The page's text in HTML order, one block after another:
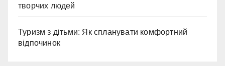
творчих людей
Туризм з дітьми: Як спланувати комфортний
відпочинок